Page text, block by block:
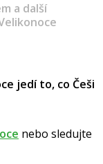
a další
jedí to, co Češi
nebo sledujte